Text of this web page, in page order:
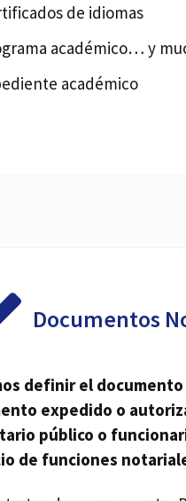
de idiomas
académico… y
académico
Documentos
definir el documento
expedido o
público o
de funciones